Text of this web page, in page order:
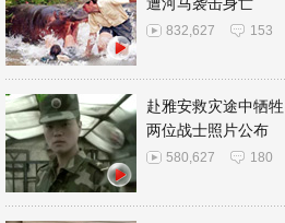
832,627 153
赴雅安救灾途中牺牲
两位战士照片公布
580,627 180